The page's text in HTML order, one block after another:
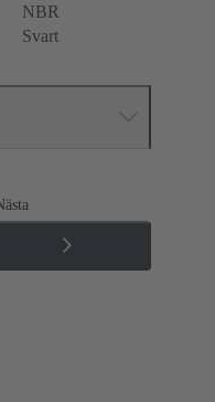
NBR
Svart